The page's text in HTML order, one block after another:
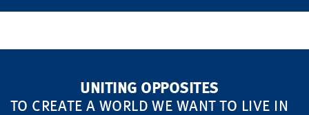
UNITING OPPOSITES
TO CREATE A WORLD WE WANT TO LIVE IN